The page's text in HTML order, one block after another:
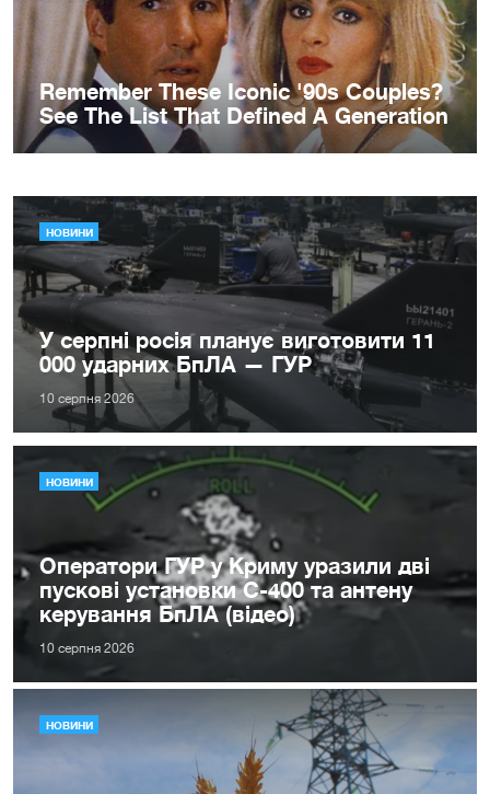
НОВИНИ
У серпні росія планує виготовити 11
000 ударних БпЛА — ГУР
10 серпня 2026
НОВИНИ
Оператори ГУР у Криму уразили дві
пускові установки С-400 та антену
керування БпЛА (відео)
10 серпня 2026
НОВИНИ